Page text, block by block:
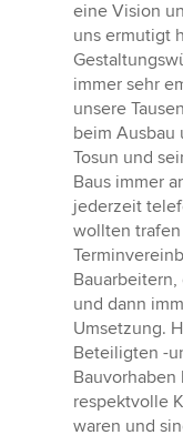
eine Vision
uns ermutigt
immer sehr
unsere
beim Ausbau
Tosun und
Baus immer
jederzeit
wollten
und dann
Umsetzung.
Beteiligten -
Bauvorhaben
respektvolle
waren und